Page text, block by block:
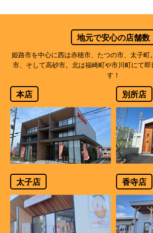
地元で安心の店舗数
姫路市を中心に西は赤穂市、たつの市、太子町
市、そして高砂市。北は福崎町や市川町にて即
す！
本店 別所店
太子店 香寺店